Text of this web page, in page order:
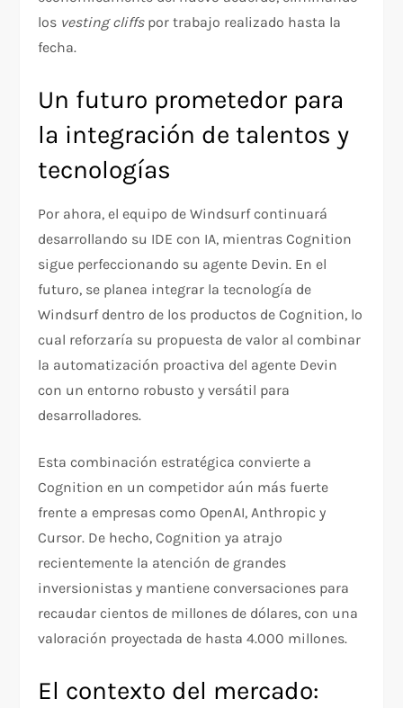
los vesting cliffspor trabajo realizado hasta la
fecha.
Un futuro prometedor para
la integración de talentos y
tecnologías
Por ahora, el equipo de Windsurf continuará
desarrollando su IDE con IA, mientras Cognition
sigue perfeccionando su agente Devin. En el
futuro, se planea integrar la tecnología de
Windsurf dentro de los productos de Cognition, lo
cual reforzaría su propuesta de valor al combinar
la automatización proactiva del agente Devin
con un entorno robusto y versátil para
desarrolladores.
Esta combinación estratégica convierte a
Cognition en un competidor aún más fuerte
frente a empresas como OpenAI, Anthropic y
Cursor. De hecho, Cognition ya atrajo
recientemente la atención de grandes
inversionistas y mantiene conversaciones para
recaudar cientos de millones de dólares, con una
valoración proyectada de hasta 4.000 millones.
El contexto del mercado: